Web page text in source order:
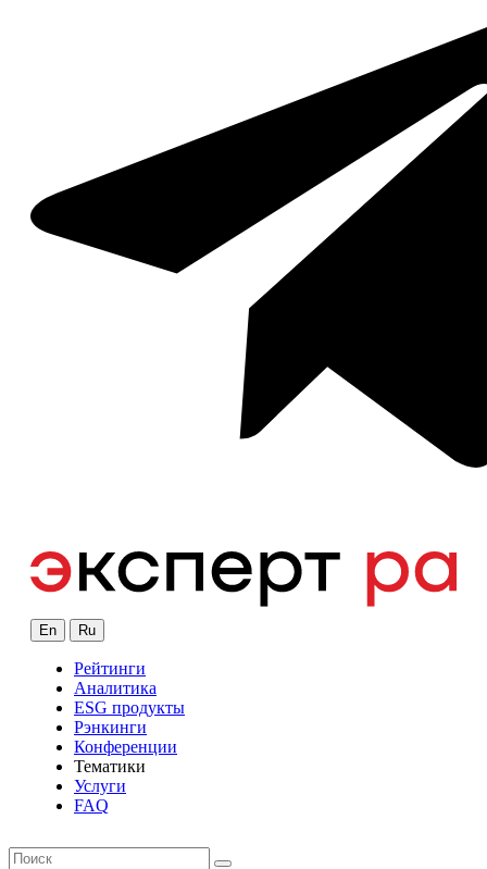
En Ru
Рейтинги
Аналитика
ESG продукты
Рэнкинги
Конференции
Тематики
Услуги
FAQ